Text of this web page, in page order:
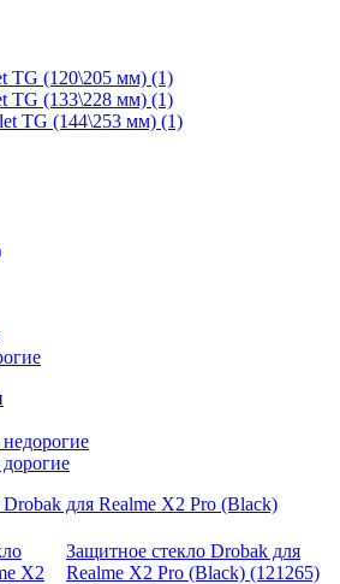
TG (120\205 мм) (1)
TG (133\228 мм) (1)
TG (144\253 мм) (1)
для Realme X2 Pro (Black)
Защитное стекло Drobak для
Realme X2 Pro (Black) (121265)